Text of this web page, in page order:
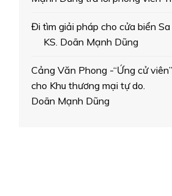
Đi tìm giải pháp cho cửa biển Sa
KS. Doãn Mạnh Dũng
Cảng Văn Phong -“Ứng cử
cho Khu thương mại tự
Doãn Mạnh Dũng